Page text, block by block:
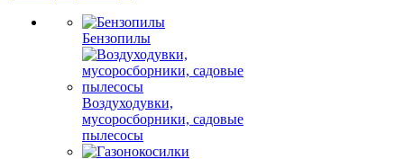
Бензопилы
Воздуходувки,
мусоросборники, cадовые
пылесосы